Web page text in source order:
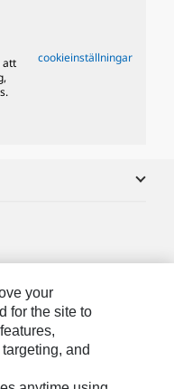
att
cookieinställningar
your
for the site to
and